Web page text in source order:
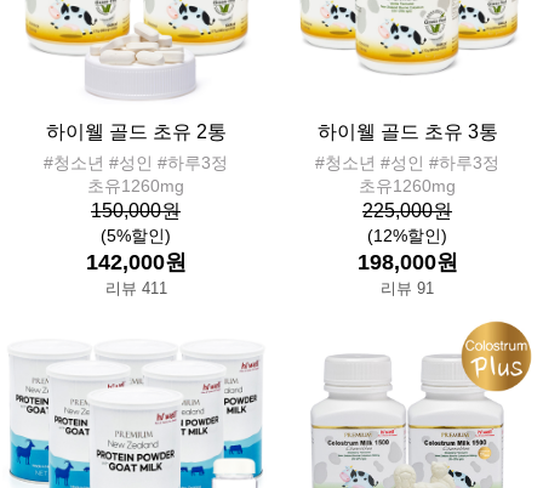
하이웰 골드 초유 2통
#청소년 #성인 #하루3정
초유1260mg
150,000원
(5%할인)
142,000원
리뷰 411
하이웰 골드 초유 3통
#청소년 #성인 #하루3정
초유1260mg
225,000원
(12%할인)
198,000원
리뷰 91